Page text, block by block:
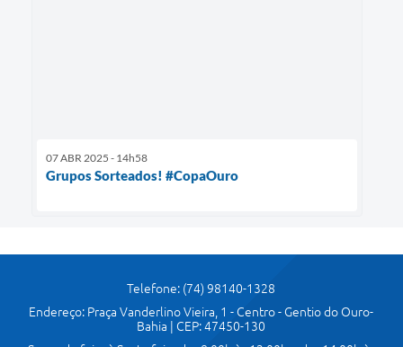
07 ABR 2025 - 14h58
Grupos Sorteados! #CopaOuro
Telefone: (74) 98140-1328
Endereço: Praça Vanderlino Vieira, 1 - Centro - Gentio do Ouro-
Bahia | CEP: 47450-130